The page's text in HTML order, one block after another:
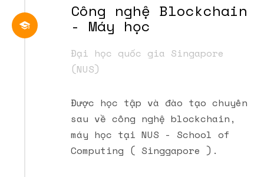
Công nghệ Blockchain
- Máy học
Đại học quốc gia Singapore
(NUS)
Được học tập và đào tạo chuyên
sau về công nghệ blockchain,
máy học tại NUS - School of
Computing ( Singgapore ).